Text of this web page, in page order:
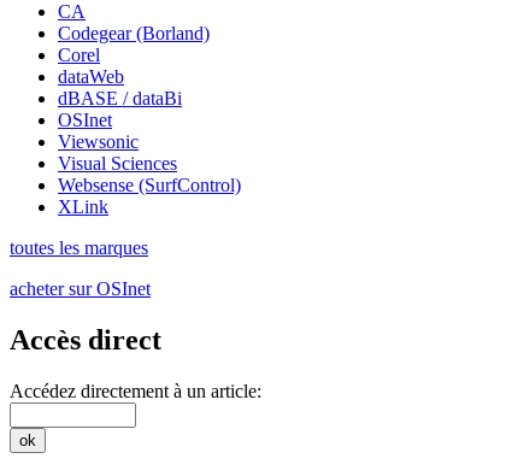
CA
Codegear (Borland)
Corel
dataWeb
dBASE / dataBi
OSInet
Viewsonic
Visual Sciences
Websense (SurfControl)
XLink
toutes les marques
acheter sur OSInet
Accès direct
Accédez directement à un article: